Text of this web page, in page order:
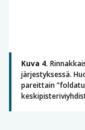
Kuva 4.
järjestyksessä.
pareittain